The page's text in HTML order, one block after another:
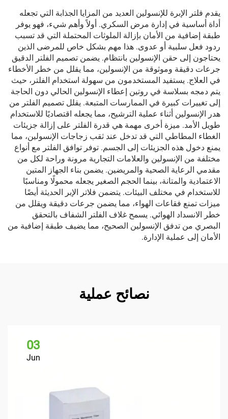
يقدم فلتر الإبرة للإنسولين العديد من المزايا الجذابة التي تجعله
أداة أساسية في إدارة مرض السكري. أولاً وأهم شيء، فهو يوفر
طبقة إضافية من الأمان بإزالة الملوثات المحتملة التي قد تسبب
ردود فعل سلبية أو عدوى. هذا مهم بشكل خاص للمرضى الذين
يحتاجون إلى حقن الإنسولين بانتظام. يضمن تصميم الفلتر الدقيق
جرعات دقيقة وموثوقة من الإنسولين، مما يقلل من خطر الأخطاء
في العلاج. يستفيد المستخدمون من سهولة استخدام الفلتر، حيث
يتم دمجه بسلاسة في روتين إعطاء الإنسولين الحالي دون الحاجة
إلى تغييرات كبيرة في الممارسات المتبعة. يقلل تصميم الفلتر من
هدر الإنسولين أثناء عملية الترشيح، مما يجعله اقتصاديًا للاستخدام
طويل الأمد. ميزة أخرى مهمة هي قدرة الفلتر على إزالة جزيئات
الغطاء المطاطي التي قد تدخل عند ثقب زجاجات الإنسولين، مما
يمنع دخول هذه الجزيئات إلى الجسم. توفر توافق الفلتر مع أنواع
مختلفة من الإنسولين والعلامات التجارية مرونة وراحة لكل من
مقدمي الرعاية الصحية والمريضين. يضمن بناء الجهاز المتين
الاعتمادية والمتانة، بينما الحجم الصغير يجعله محمولًا ومناسبًا
للاستخدام في مختلف البيئات. يتضمن فلاتر الإبر الحديثة أيضًا
ميزات تمنع فقاعات الهواء، مما يضمن جرعات دقيقة ويقلل من
خطر الانسداد الهوائي. يسمح غلاف الفلتر الشفاف بالتحقق
البصري من تدفق الإنسولين الصحيح، مما يضيف طبقة إضافية من
الأمان إلى عملية الإدارة.
نصائح عملية
03
Jun